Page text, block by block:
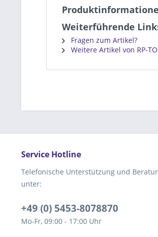
Weiterführende
Fragen zum Artikel?
Weitere Artikel von RP-
Service Hotline
Telefonische Unterstützung und
unter:
+49 (0) 5453-8078870
Mo-Fr, 09:00 - 17:00 Uhr